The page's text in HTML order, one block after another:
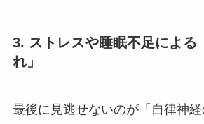
3. ストレスや睡眠不足による
れ」
最後に見逃せないのが「自律神経